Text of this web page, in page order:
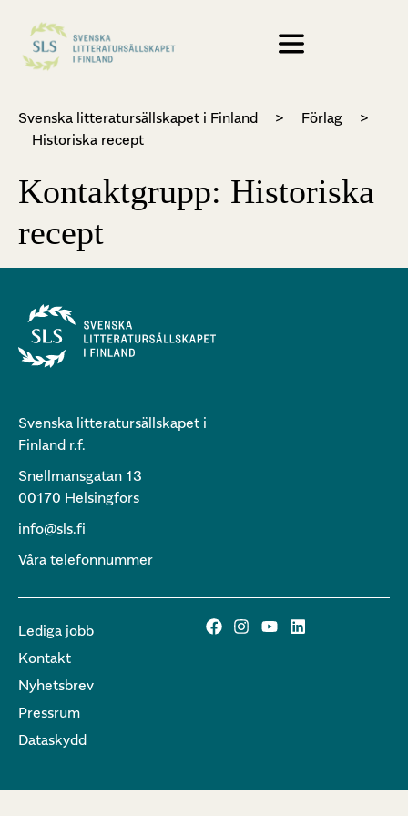
Svenska litteratursällskapet i Finland > Förlag
>
Historiska recept
Kontaktgrupp: Historiska
recept
Svenska litteratursällskapet i
Finland r.f.
Snellmansgatan 13
00170 Helsingfors
info@sls.fi
Våra telefonnummer
Lediga jobb
Kontakt
Nyhetsbrev
Pressrum
Dataskydd